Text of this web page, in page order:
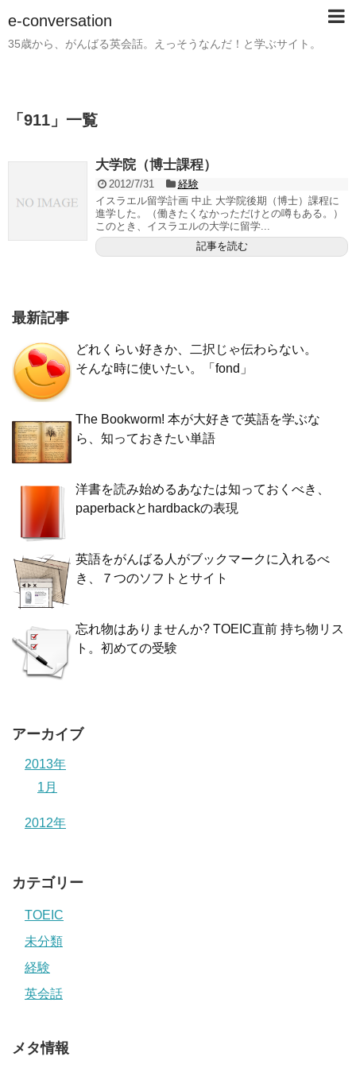
e-conversation
35歳から、がんばる英会話。えっそうなんだ！と学ぶサイト。
「 911 」 一覧
大学院（博士課程）
2012/7/31
経験
イスラエル留学計画 中止 大学院後期（博士）課程に
進学した。（働きたくなかっただけとの噂もある。）
このとき、イスラエルの大学に留学...
記事を読む
最新記事
どれくらい好きか、二択じゃ伝わらない。
そんな時に使いたい。「fond」
The Bookworm! 本が大好きで英語を学ぶな
ら、知っておきたい単語
洋書を読み始めるあなたは知っておくべき、
paperbackとhardbackの表現
英語をがんばる人がブックマークに入れるべ
き、７つのソフトとサイト
忘れ物はありませんか? TOEIC直前 持ち物リス
ト。初めての受験
アーカイブ
2013年
1月
2012年
カテゴリー
TOEIC
未分類
経験
英会話
メタ情報